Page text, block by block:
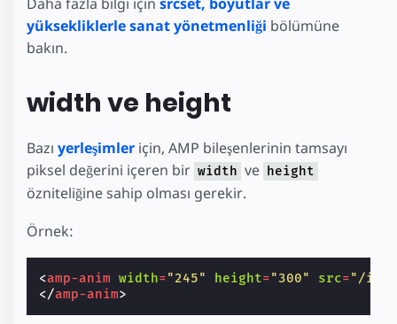
yüksekliklerle sanat yönetmenliği bölümüne
bakın.
width ve height
Bazı yerleşimler için, AMP bileşenlerinin tamsayı
piksel değerini içeren bir width ve height
özniteliğine sahip olması gerekir.
Örnek:
<amp-anim width="245" height="300" src="/
</amp-anim>